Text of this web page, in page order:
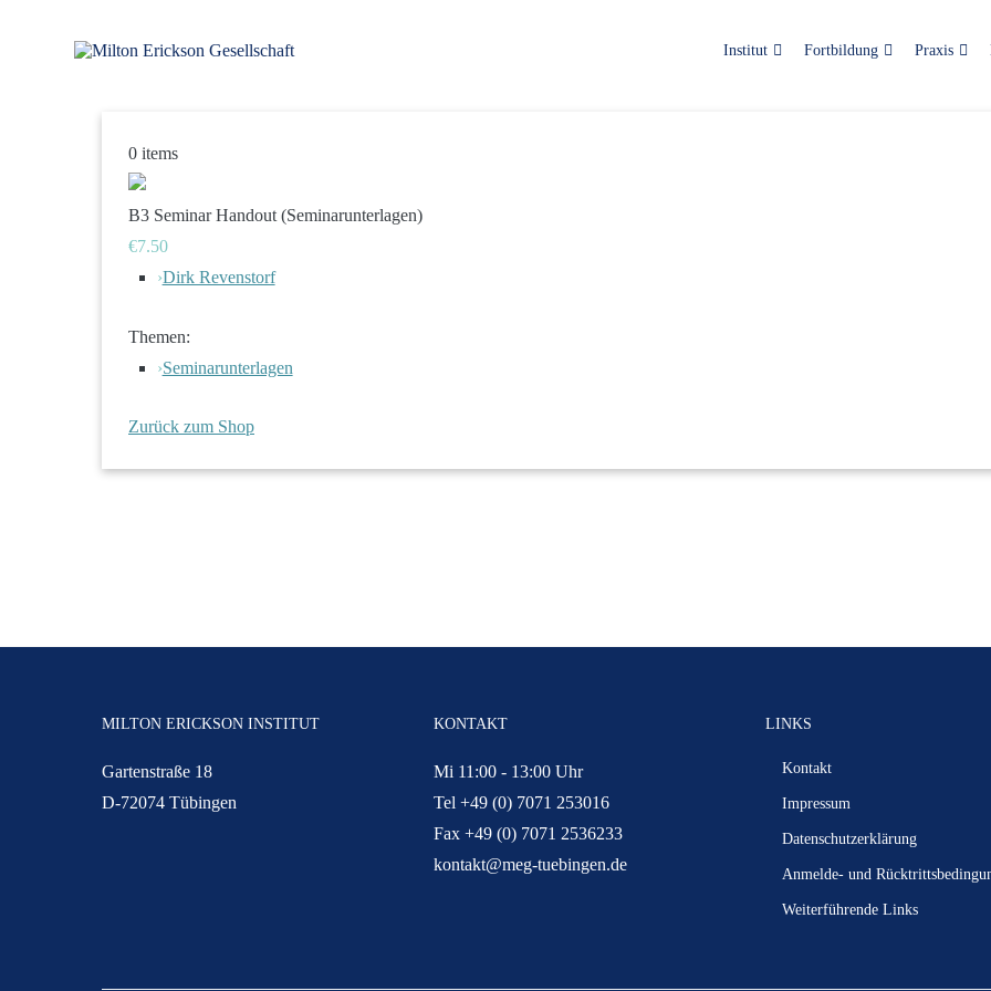
Institut Fortbildung Praxis
0 items
B3 Seminar Handout (Seminarunterlagen)
€7.50
›Dirk Revenstorf
Themen:
›Seminarunterlagen
Zurück zum Shop
MILTON ERICKSON INSTITUT
Gartenstraße 18
D-72074 Tübingen
KONTAKT
Mi 11:00 - 13:00 Uhr
Tel +49 (0) 7071 253016
Fax +49 (0) 7071 2536233
kontakt@meg-tuebingen.de
LINKS
Kontakt
Impressum
Datenschutzerklärung
Anmelde- und
Weiterführende Links